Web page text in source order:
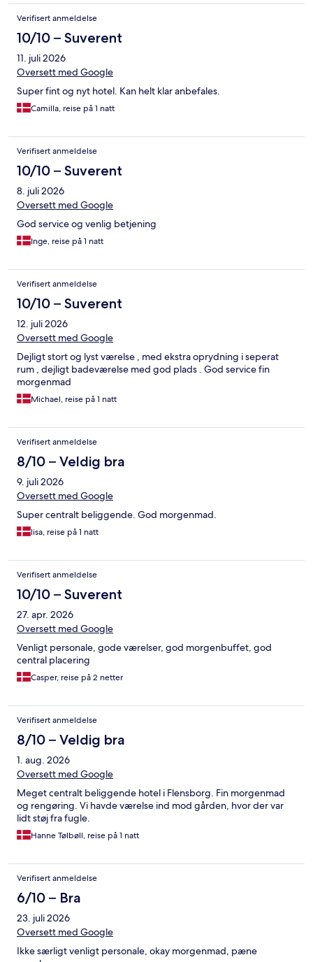
Verifisert anmeldelse
10/10 – Suverent
11. juli 2026
Oversett med Google
Super fint og nyt hotel. Kan helt klar anbefales.
Camilla, reise på 1 natt
Verifisert anmeldelse
10/10 – Suverent
8. juli 2026
Oversett med Google
God service og venlig betjening
Inge, reise på 1 natt
Verifisert anmeldelse
10/10 – Suverent
12. juli 2026
Oversett med Google
Dejligt stort og lyst værelse , med ekstra oprydning i seperat
rum , dejligt badeværelse med god plads . God service fin
morgenmad
Michael, reise på 1 natt
Verifisert anmeldelse
8/10 – Veldig bra
9. juli 2026
Oversett med Google
Super centralt beliggende. God morgenmad.
lisa, reise på 1 natt
Verifisert anmeldelse
10/10 – Suverent
27. apr. 2026
Oversett med Google
Venligt personale, gode værelser, god morgenbuffet, god
central placering
Casper, reise på 2 netter
Verifisert anmeldelse
8/10 – Veldig bra
1. aug. 2026
Oversett med Google
Meget centralt beliggende hotel i Flensborg. Fin morgenmad
og rengøring. Vi havde værelse ind mod gården, hvor der var
lidt støj fra fugle.
Hanne Tølbøll, reise på 1 natt
Verifisert anmeldelse
6/10 – Bra
23. juli 2026
Oversett med Google
Ikke særligt venligt personale, okay morgenmad, pæne